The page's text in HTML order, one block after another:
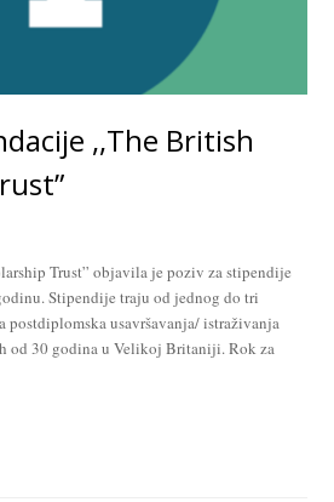
,,The British
Trust” objavila je poziv za stipendije
Stipendije traju od jednog do tri
postdiplomska usavršavanja/ istraživanja
od 30 godina u Velikoj Britaniji. Rok za